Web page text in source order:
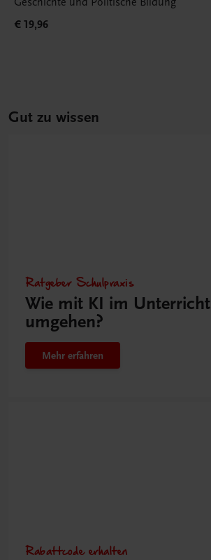
€ 19,96
Gut zu wissen
Ratgeber Schulpraxis
Wie mit KI im Unterricht
umgehen?
Mehr erfahren
Rabattcode erhalten